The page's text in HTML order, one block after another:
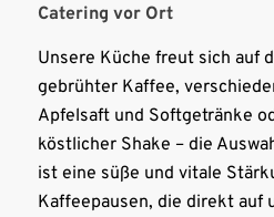
Catering vor Ort
Unsere Küche freut sich auf
gebrühter Kaffee,
Apfelsaft und Softgetränke
köstlicher Shake – die
ist eine süße und vitale
Kaffeepausen, die direkt auf